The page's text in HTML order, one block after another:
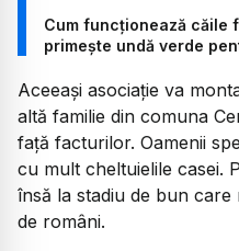
Cum funcționează căile
primește undă verde
Aceeași asociație va
altă familie din comuna
față facturilor. Oamenii
cu mult cheltuielile casei.
însă la stadiu de bun
de români.